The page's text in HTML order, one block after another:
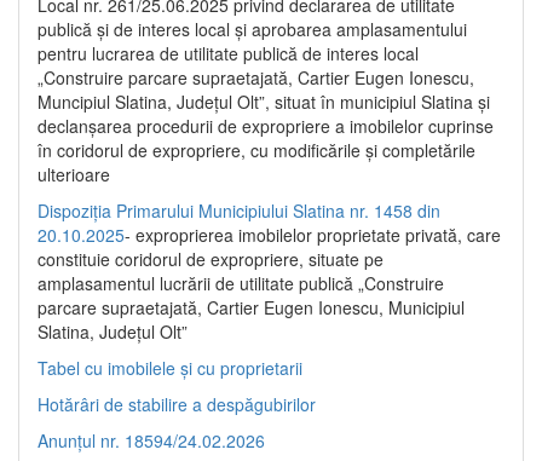
Local nr. 261/25.06.2025 privind declararea de utilitate
publică şi de interes local şi aprobarea amplasamentului
pentru lucrarea de utilitate publică de interes local
„Construire parcare supraetajată, Cartier Eugen Ionescu,
Muncipiul Slatina, Judeţul Olt”, situat în municipiul Slatina şi
declanşarea procedurii de expropriere a imobilelor cuprinse
în coridorul de expropriere, cu modificările şi completările
ulterioare
Dispoziția Primarului Municipiului Slatina nr. 1458 din
20.10.2025- exproprierea imobilelor proprietate privată, care
constituie coridorul de expropriere, situate pe
amplasamentul lucrării de utilitate publică „Construire
parcare supraetajată, Cartier Eugen Ionescu, Municipiul
Slatina, Județul Olt”
Tabel cu imobilele și cu proprietarii
Hotărâri de stabilire a despăgubirilor
Anunțul nr. 18594/24.02.2026